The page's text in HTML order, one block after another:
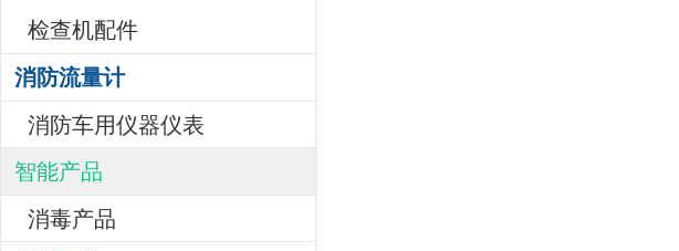
检查机配件
消防流量计
消防车用仪器仪表
智能产品
消毒产品